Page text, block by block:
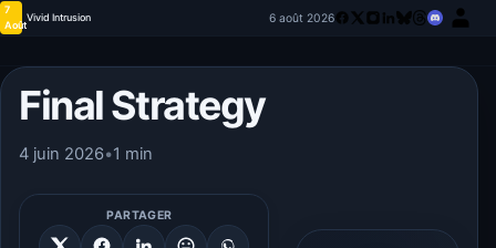
7
Août
Vivid Intrusion 6 août 2026
Final Strategy
4 juin 2026•1 min
PARTAGER